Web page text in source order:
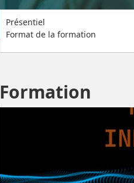
Présentiel
Format de la formation
Formation